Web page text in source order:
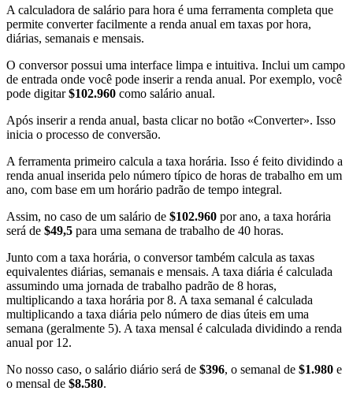
A calculadora de salário para hora é uma ferramenta completa que
permite converter facilmente a renda anual em taxas por hora,
diárias, semanais e mensais.
O conversor possui uma interface limpa e intuitiva. Inclui um campo
de entrada onde você pode inserir a renda anual. Por exemplo, você
pode digitar$102.960 como salário anual.
Após inserir a renda anual, basta clicar no botão «Converter». Isso
inicia o processo de conversão.
A ferramenta primeiro calcula a taxa horária. Isso é feito dividindo a
renda anual inserida pelo número típico de horas de trabalho em um
ano, com base em um horário padrão de tempo integral.
Assim, no caso de um salário de $102.960 por ano, a taxa horária
será de $49,5 para uma semana de trabalho de 40 horas.
Junto com a taxa horária, o conversor também calcula as taxas
equivalentes diárias, semanais e mensais. A taxa diária é calculada
assumindo uma jornada de trabalho padrão de 8 horas,
multiplicando a taxa horária por 8. A taxa semanal é calculada
multiplicando a taxa diária pelo número de dias úteis em uma
semana (geralmente 5). A taxa mensal é calculada dividindo a renda
anual por 12.
No nosso caso, o salário diário será de $396, o semanal de $1.980 e
o mensal de $8.580.